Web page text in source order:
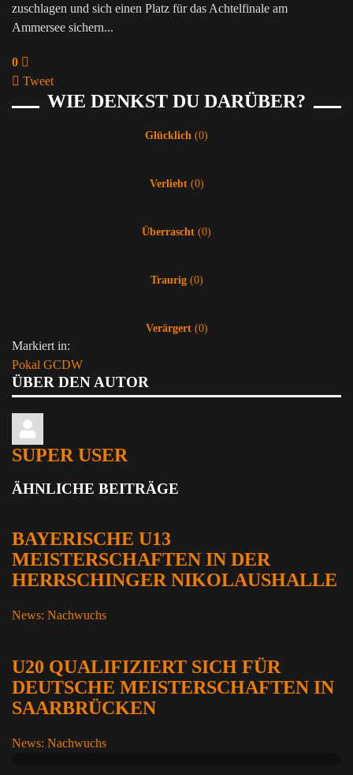
zuschlagen und sich einen Platz für das Achtelfinale am
Ammersee sichern...
0
Tweet
pinterestWIE DENKST DU DARÜBER?
Glücklich (0)
Verliebt(0)
Überrascht (0)
Traurig(0)
Verärgert(0)
Markiert in:
Pokal GCDW
ÜBER DEN AUTOR
SUPER USER
ÄHNLICHE BEITRÄGE
BAYERISCHE U13
MEISTERSCHAFTEN IN DER
HERRSCHINGER NIKOLAUSHALLE
News: Nachwuchs
U20 QUALIFIZIERT SICH FÜR
DEUTSCHE MEISTERSCHAFTEN IN
SAARBRÜCKEN
News: Nachwuchs